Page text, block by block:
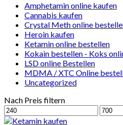
Amphetamin online kaufen
Cannabis kaufen
Crystal Meth online
Heroin kaufen
Ketamin online bestellen
Kokain bestellen - Koks
LSD online Bestellen
MDMA / XTC Online
Uncategorized
Nach Preis filtern
Min.
Preis
Max.
Preis